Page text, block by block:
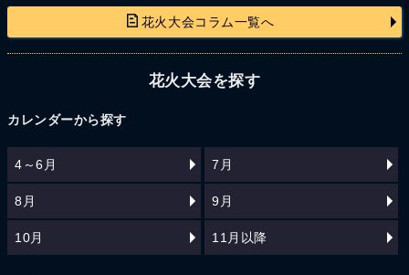
花火大会コラム一覧へ
花火大会を探す
カレンダーから探す
4～6月 7月
8月 9月
10月 11月以降